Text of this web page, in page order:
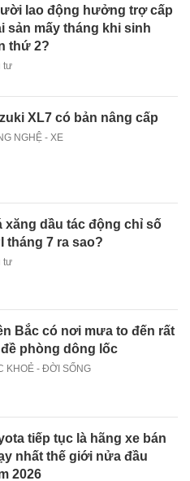
lao động hưởng trợ cấp
sản mấy tháng khi sinh
thứ 2?
tư
XL7 có bản nâng cấp
NGHỆ - XE
xăng dầu tác động chỉ số
tháng 7 ra sao?
tư
Bắc có nơi mưa to đến rất
phòng dông lốc
KHOẺ - ĐỜI SỐNG
tiếp tục là hãng xe bán
nhất thế giới nửa đầu
2026